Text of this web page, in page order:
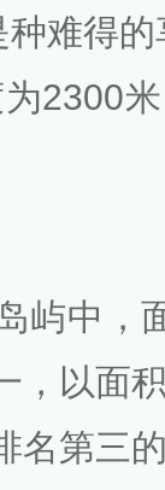
种难得
2300
屿中，
，以面
名第三